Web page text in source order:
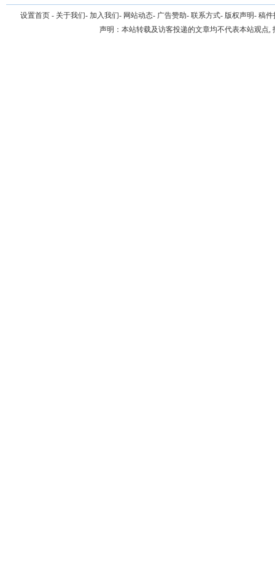
设置首页 - 关于我们- 加入我们- 网站动态- 广告赞助- 联系方式- 版权声明- 稿件
声明：本站转载及访客投递的文章均不代表本站观点